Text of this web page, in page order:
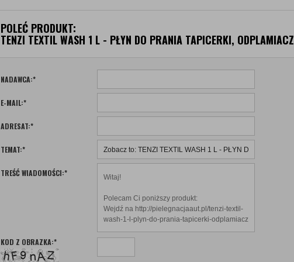
POLEĆ PRODUKT:
TENZI TEXTIL WASH 1 L - PŁYN DO PRANIA TAPICERKI, ODPLAMIACZ
NADAWCA:*
E-MAIL:*
ADRESAT:*
TEMAT:*
TREŚĆ WIADOMOŚCI:*
KOD Z OBRAZKA:*